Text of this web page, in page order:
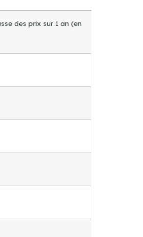
des prix sur 1 an (en